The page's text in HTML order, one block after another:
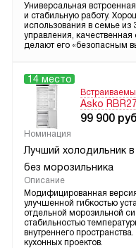
Универсальная
и стабильную работу.
использования в семье из
управления,
делают его «безопасным
14 место
Asko
99 900
Номинация
Лучший холодильник
без морозильника
Описание
Модифицированная
улучшенной гибкостью
отдельной морозильной
стабильностью
внутреннего
кухонных проектов.